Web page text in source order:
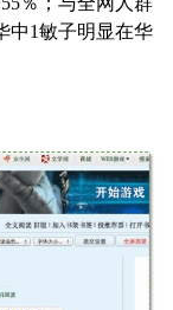
中1敏子明显在华